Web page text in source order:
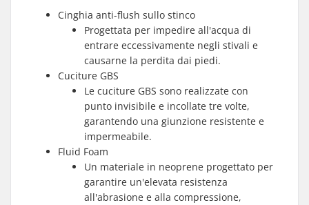
Cinghia anti-flush sullo stinco
Progettata per impedire all'acqua di
entrare eccessivamente negli stivali e
causarne la perdita dai piedi.
Cuciture GBS
Le cuciture GBS sono realizzate con
punto invisibile e incollate tre volte,
garantendo una giunzione resistente e
impermeabile.
Fluid Foam
Un materiale in neoprene progettato per
garantire un'elevata resistenza
all'abrasione e alla compressione,